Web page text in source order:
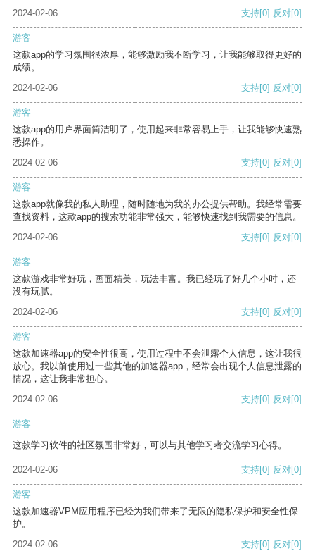
2024-02-06 支持[0] 反对[0]
游客
这款app的学习氛围很浓厚，能够激励我不断学习，让我能够取得更好的
成绩。
2024-02-06
支持[0] 反对[0]
游客
这款app的用户界面简洁明了，使用起来非常容易上手，让我能够快速熟
悉操作。
2024-02-06
支持[0] 反对[0]
游客
这款app就像我的私人助理，随时随地为我的办公提供帮助。我经常需要
查找资料，这款app的搜索功能非常强大，能够快速找到我需要的信息。
2024-02-06
支持[0] 反对[0]
游客
这款游戏非常好玩，画面精美，玩法丰富。我已经玩了好几个小时，还
没有玩腻。
2024-02-06
支持[0] 反对[0]
游客
这款加速器app的安全性很高，使用过程中不会泄露个人信息，这让我很
放心。我以前使用过一些其他的加速器app，经常会出现个人信息泄露的
情况，这让我非常担心。
2024-02-06
支持[0] 反对[0]
游客
这款学习软件的社区氛围非常好，可以与其他学习者交流学习心得。
2024-02-06 支持[0] 反对[0]
游客
这款加速器VPM应用程序已经为我们带来了无限的隐私保护和安全性保
护。
2024-02-06
支持[0] 反对[0]